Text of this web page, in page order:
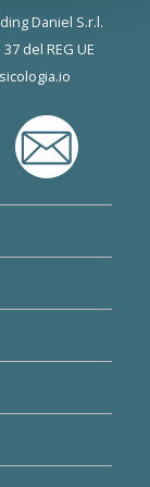
Daniel S.r.l.
del REG UE